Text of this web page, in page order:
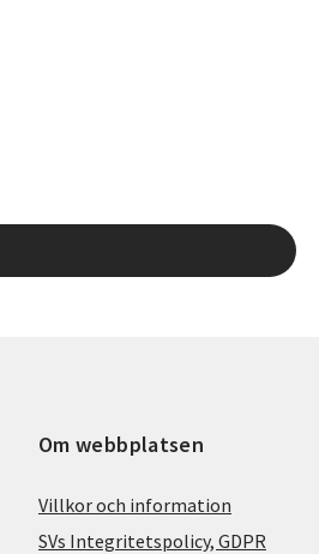
Om webbplatsen
Villkor och information
SVs Integritetspolicy, GDPR